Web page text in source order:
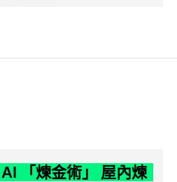
「煉金術」 屋內煉